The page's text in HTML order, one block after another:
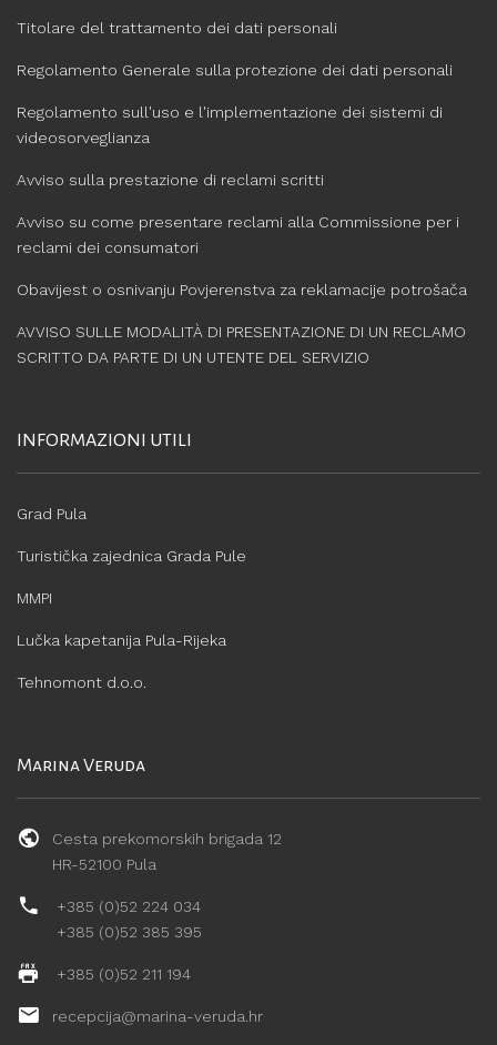
Titolare del trattamento dei dati personali
Regolamento Generale sulla protezione dei dati personali
Regolamento sull'uso e l'implementazione dei sistemi di
videosorveglianza
Avviso sulla prestazione di reclami scritti
Avviso su come presentare reclami alla Commissione per i
reclami dei consumatori
Obavijest o osnivanju Povjerenstva za reklamacije potrošača
AVVISO SULLE MODALITÀ DI PRESENTAZIONE DI UN RECLAMO
SCRITTO DA PARTE DI UN UTENTE DEL SERVIZIO
INFORMAZIONI UTILI
Grad Pula
Turistička zajednica Grada Pule
MMPI
Lučka kapetanija Pula-Rijeka
Tehnomont d.o.o.
Marina Veruda
Cesta prekomorskih brigada 12
HR-52100 Pula
+385 (0)52 224 034
+385 (0)52 385 395
+385 (0)52 211 194
recepcija@marina-veruda.hr